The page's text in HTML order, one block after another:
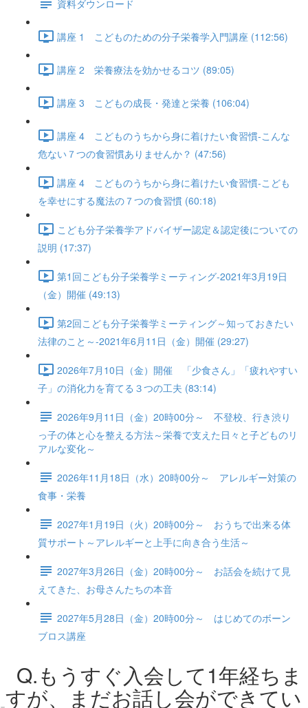
資料ダウンロード
講座 1 ​こどものための分子栄養学入門講座 (112:56)
講座 2 栄養療法を効かせるコツ (89:05)
講座 3 こどもの成長・発達と栄養 (106:04)
講座 4 こどものうちから身に着けたい食習慣-こんな
危ない７つの食習慣ありませんか？ (47:56)
講座 4 こどものうちから身に着けたい食習慣-こども
を幸せにする魔法の７つの食習慣 (60:18)
こども分子栄養学アドバイザー認定＆認定後についての
説明 (17:37)
第1回こども分子栄養学ミーティング-2021年3月19日
（金）開催 (49:13)
第2回こども分子栄養学ミーティング～知っておきたい
法律のこと～-2021年6月11日（金）開催 (29:27)
2026年7月10日（金）開催 「少食さん」「疲れやすい
子」の消化力を育てる３つの工夫 (83:14)
2026年9月11日（金）20時00分～ 不登校、行き渋り
っ子の体と心を整える方法～栄養で支えた日々と子どものリ
アルな変化～
2026年11月18日（水）20時00分～ アレルギー対策の
食事・栄養
2027年1月19日（火）20時00分～ おうちで出来る体
質サポート～アレルギーと上手に向き合う生活～
2027年3月26日（金）20時00分～ お話会を続けて見
えてきた、お母さんたちの本音
2027年5月28日（金）20時00分～ はじめてのボーン
ブロス講座
Q.もうすぐ入会して1年経ちま
すが、まだお話し会ができてい